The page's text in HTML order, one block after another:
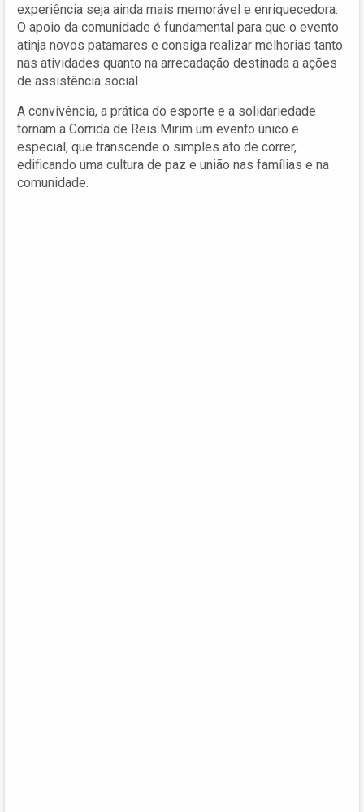
experiência seja ainda mais memorável e enriquecedora.
O apoio da comunidade é fundamental para que o evento
atinja novos patamares e consiga realizar melhorias tanto
nas atividades quanto na arrecadação destinada a ações
de assistência social.
A convivência, a prática do esporte e a solidariedade
tornam a Corrida de Reis Mirim um evento único e
especial, que transcende o simples ato de correr,
edificando uma cultura de paz e união nas famílias e na
comunidade.